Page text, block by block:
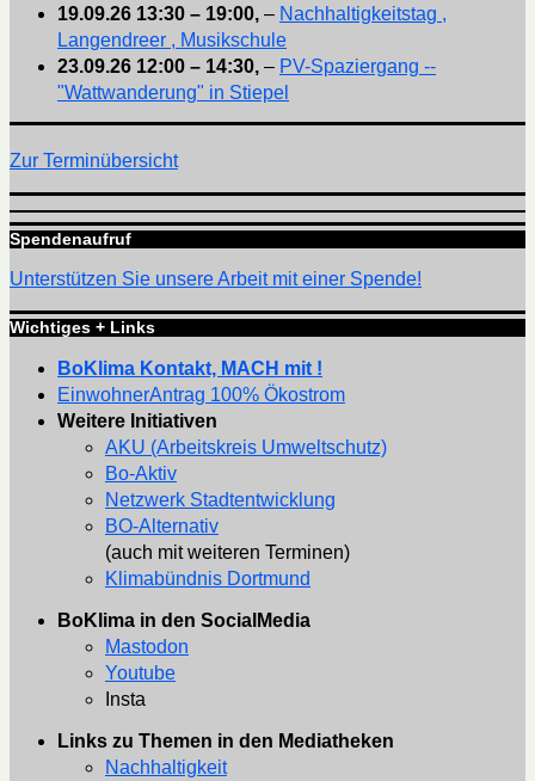
19.09.26 13:30 – 19:00, – Nachhaltigkeitstag ,
Langendreer , Musikschule
23.09.26 12:00 – 14:30, – PV-Spaziergang --
"Wattwanderung" in Stiepel
Zur Terminübersicht
Spendenaufruf
Unterstützen Sie unsere Arbeit mit einer Spende!
Wichtiges + Links
BoKlima Kontakt, MACH mit !
EinwohnerAntrag 100% Ökostrom
Weitere Initiativen
AKU (Arbeitskreis Umweltschutz)
Bo-Aktiv
Netzwerk Stadtentwicklung
BO-Alternativ
(auch mit weiteren Terminen)
Klimabündnis Dortmund
BoKlima in den SocialMedia
Mastodon
Youtube
Insta
Links zu Themen in den Mediatheken
Nachhaltigkeit